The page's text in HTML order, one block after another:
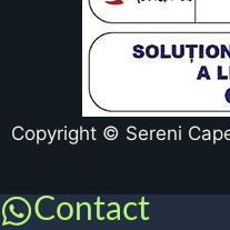
Copyright © Sereni
Contact